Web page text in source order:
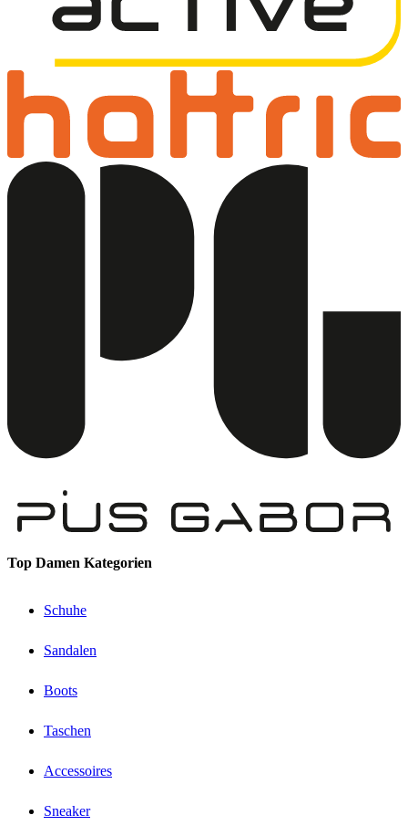
Top Damen Kategorien
Schuhe
Sandalen
Boots
Taschen
Accessoires
Sneaker